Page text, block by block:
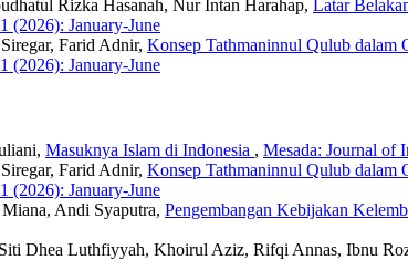
Rizka Hasanah, Nur Intan Harahap, Latar
(2026): January-June
Farid Adnir, Konsep Tathmaninnul Qulub dalam
(2026): January-June
Masuknya Islam di Indonesia , Mesada: Journal of
Farid Adnir, Konsep Tathmaninnul Qulub dalam
(2026): January-June
Andi Syaputra, Pengembangan Kebijakan
Dhea Luthfiyyah, Khoirul Aziz, Rifqi Annas, Ibnu